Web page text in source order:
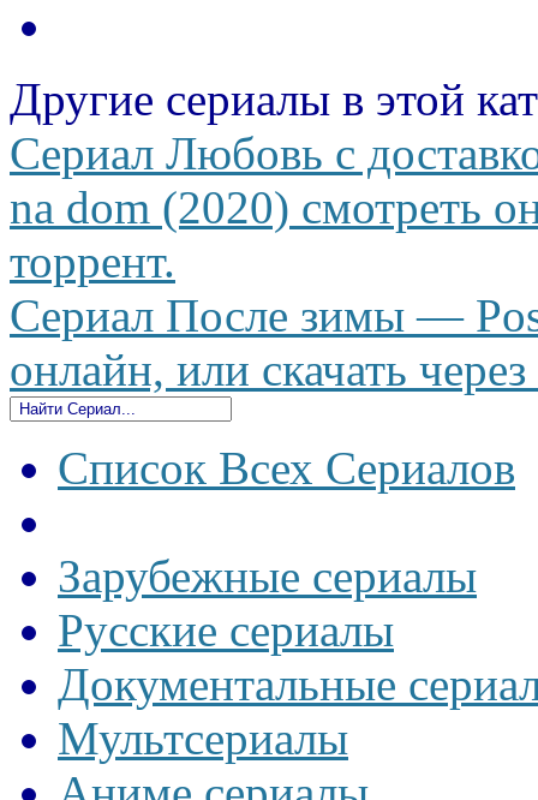
Другие сериалы в этой
Сериал Любовь с
na dom (2020) смотреть
торрент.
Сериал После зимы —
онлайн, или скачать
Список Всех Сериалов
Зарубежные сериалы
Русские сериалы
Документальные
Мультсериалы